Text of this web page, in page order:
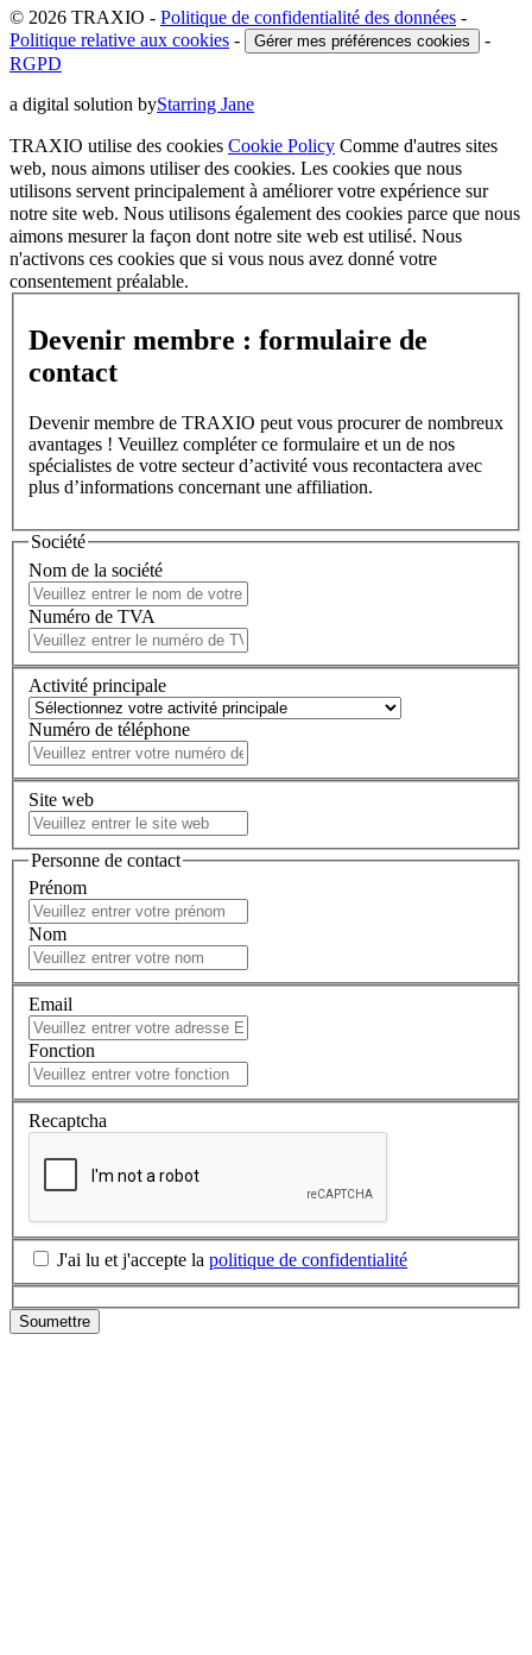
© 2026 TRAXIO - Politique de confidentialité des données -
Politique relative aux cookies - Gérer mes préférences cookies
-
RGPD
a digital solution byStarring Jane
TRAXIO utilise des cookies Cookie Policy Comme d'autres sites
web, nous aimons utiliser des cookies. Les cookies que nous
utilisons servent principalement à améliorer votre expérience sur
notre site web. Nous utilisons également des cookies parce que nous
aimons mesurer la façon dont notre site web est utilisé. Nous
n'activons ces cookies que si vous nous avez donné votre
consentement préalable.
Devenir membre : formulaire de
contact
Devenir membre de TRAXIO peut vous procurer de nombreux
avantages ! Veuillez compléter ce formulaire et un de nos
spécialistes de votre secteur d’activité vous recontactera avec
plus d’informations concernant une affiliation.
Société
Nom de la société
Numéro de TVA
Activité principale
Numéro de téléphone
Site web
Personne de contact
Prénom
Nom
Email
Fonction
Recaptcha
J'ai lu et j'accepte la politique de confidentialité